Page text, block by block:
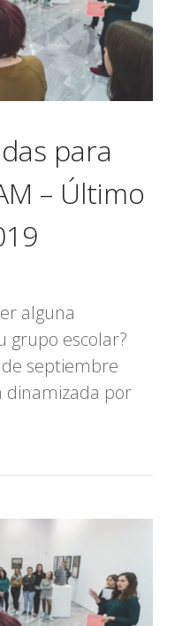
para
– Último
alguna
grupo escolar?
septiembre
dinamizada por